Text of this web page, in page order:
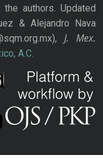
authors. Updated
& Alejandro Nava
J. Mex.
A.C.